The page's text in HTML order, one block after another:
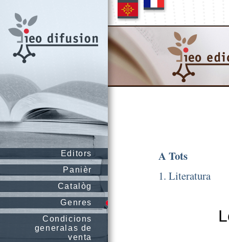
Editors
Panièr
Catalòg
Genres
Condicions
generalas de
venta
A Tots
1. Literatura